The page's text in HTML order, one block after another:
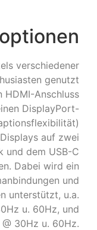
verschiedener
genutzt
HDMI-Anschluss
DisplayPort-
auf zwei
und dem USB-C
Dabei wird ein
und
unterstützt, u.a.
u. 60Hz, und
30Hz u. 60Hz.